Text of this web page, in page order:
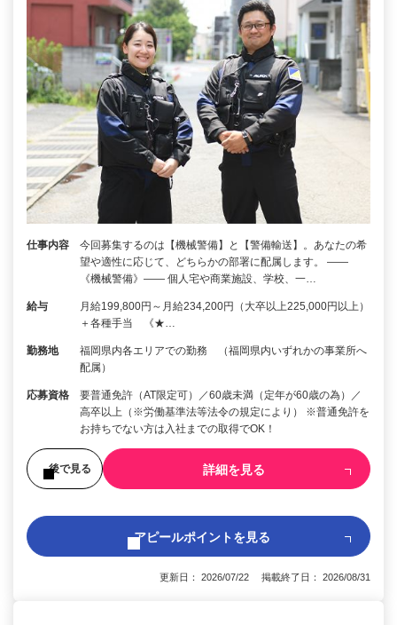
仕事内容
今回募集するのは【機械警備】と【警備輸送】。あなたの希
望や適性に応じて、どちらかの部署に配属します。 ――
《機械警備》―― 個人宅や商業施設、学校、一…
給与
月給199,800円～月給234,200円（大卒以上225,000円以上）
＋各種手当 《★…
勤務地
福岡県内各エリアでの勤務 （福岡県内いずれかの事業所へ
配属）
応募資格
要普通免許（AT限定可）／60歳未満（定年が60歳の為）／
高卒以上（※労働基準法等法令の規定により） ※普通免許を
お持ちでない方は入社までの取得でOK！
後で見る 詳細を見る
アピールポイントを見る
更新日： 2026/07/22 掲載終了日： 2026/08/31